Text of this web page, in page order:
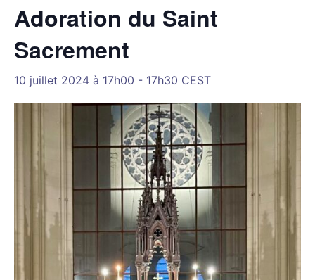
Adoration du Saint
Sacrement
10 juillet 2024 à 17h00 - 17h30 CEST